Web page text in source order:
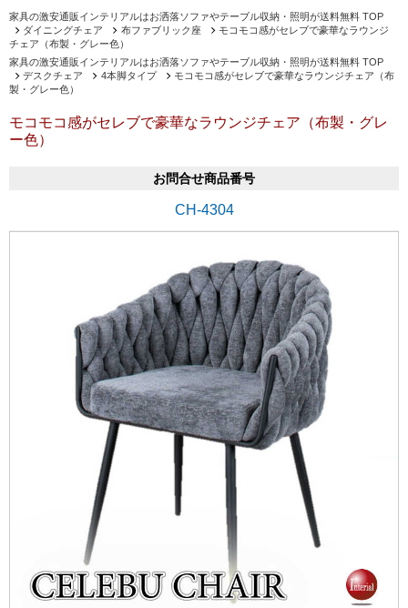
家具の激安通販インテリアルはお洒落ソファやテーブル収納・照明が送料無料 TOP
ダイニングチェア
布ファブリック座
モコモコ感がセレブで豪華なラウンジ
チェア（布製・グレー色）
家具の激安通販インテリアルはお洒落ソファやテーブル収納・照明が送料無料 TOP
デスクチェア
4本脚タイプ
モコモコ感がセレブで豪華なラウンジチェア（布
製・グレー色）
モコモコ感がセレブで豪華なラウンジチェア（布製・グレ
ー色）
お問合せ商品番号
CH-4304